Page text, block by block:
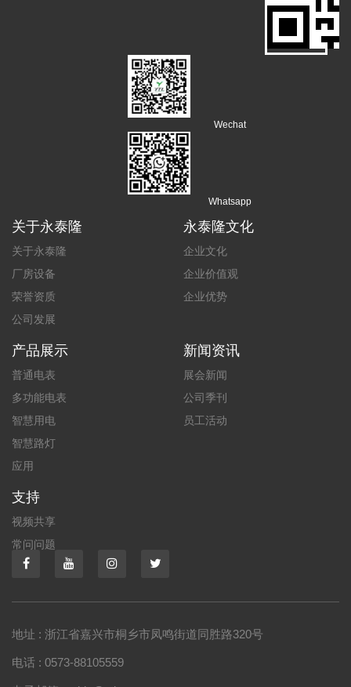
Wechat
Whatsapp
关于永泰隆
关于永泰隆
厂房设备
荣誉资质
公司发展
永泰隆文化
企业文化
企业价值观
企业优势
产品展示
普通电表
多功能电表
智慧用电
智慧路灯
应用
新闻资讯
展会新闻
公司季刊
员工活动
支持
视频共享
常问问题
地址 : 浙江省嘉兴市桐乡市凤鸣街道同胜路320号
电话 : 0573-88105559